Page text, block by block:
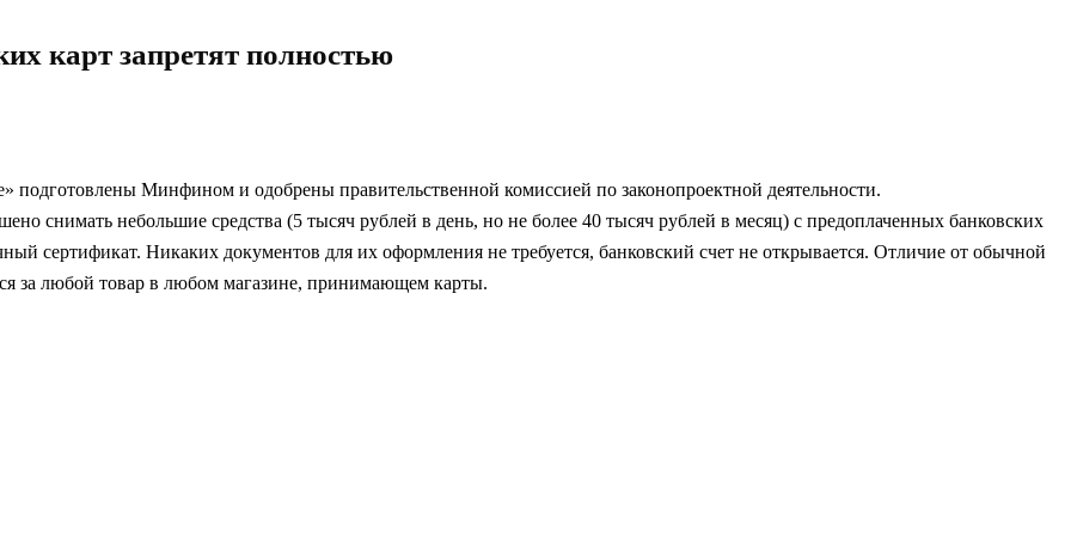
карт запретят полностью
Минфином и одобрены правительственной комиссией по законопроектной деятельности.
снимать небольшие средства (5 тысяч рублей в день, но не более 40 тысяч рублей в месяц) с предоплаченных банковских
сертификат. Никаких документов для их оформления не требуется, банковский счет не открывается. Отличие от обычной
за любой товар в любом магазине, принимающем карты.